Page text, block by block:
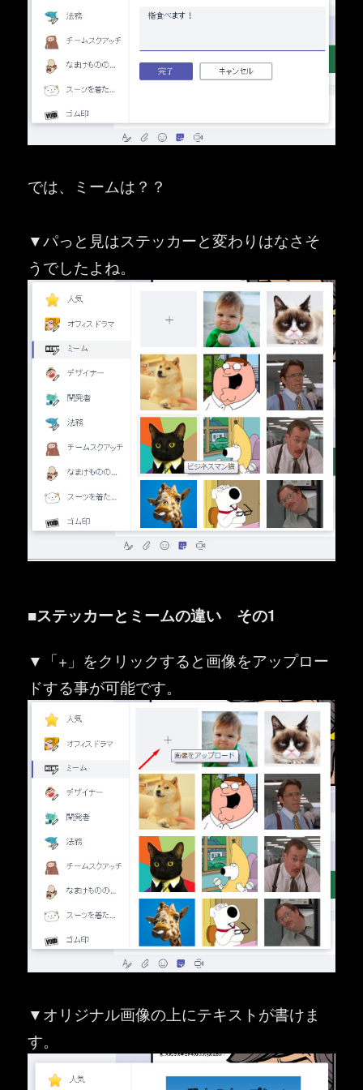
では、ミームは？？
▼パっと見はステッカーと変わりはなさそ
うでしたよね。
■ステッカーとミームの違い その1
▼「+」をクリックすると画像をアップロー
ドする事が可能です。
▼オリジナル画像の上にテキストが書けま
す。